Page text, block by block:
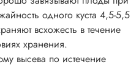
одного куста 4,5-5,5
всхожесть в течение
хранения.
высева по истечение